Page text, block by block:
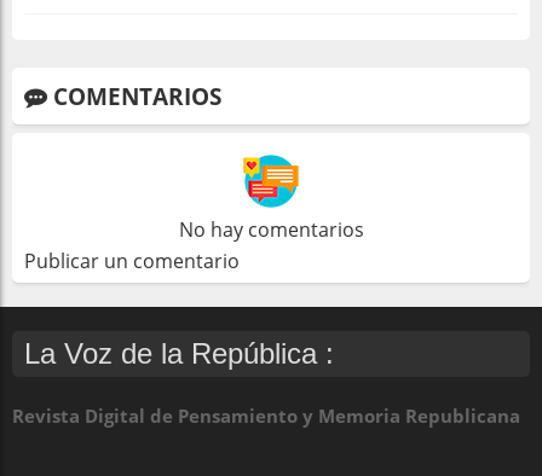
COMENTARIOS
No hay comentarios
Publicar un comentario
La Voz de la República :
Revista Digital de Pensamiento y Memoria Republicana